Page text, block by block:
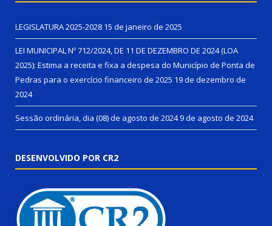
LEGISLATURA 2025-2028 15 de janeiro de 2025
LEI MUNICIPAL Nº 712/2024, DE 11 DE DEZEMBRO DE 2024 (LOA
2025): Estima a receita e fixa a despesa do Município de Ponta de
Pedras para o exercício financeiro de 2025 19 de dezembro de
2024
Sessão ordinária, dia (08) de agosto de 20249 de agosto de 2024
DESENVOLVIDO POR CR2